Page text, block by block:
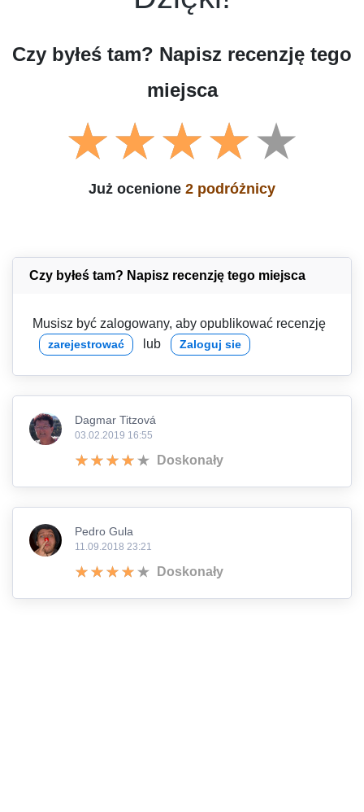
Czy byłeś tam? Napisz recenzję tego
miejsca
Już ocenione 2 podróżnicy
Czy byłeś tam? Napisz recenzję tego miejsca
Musisz być zalogowany, aby opublikować recenzję
zarejestrować lub Zaloguj sie
Dagmar Titzová
03.02.2019 16:55
Doskonały
Pedro Gula
11.09.2018 23:21
Doskonały